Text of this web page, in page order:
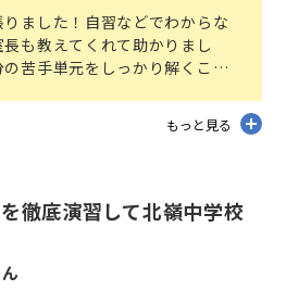
ました！自習などでわからな
も教えてくれて助かりまし
苦手単元をしっかり解くこと
もっと見る
徹底演習して北嶺中学校